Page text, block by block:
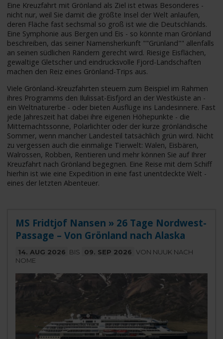
Eine Kreuzfahrt mit Grönland als Ziel ist etwas Besonderes -
nicht nur, weil Sie damit die größte Insel der Welt anlaufen,
deren Fläche fast sechsmal so groß ist wie die Deutschlands.
Eine Symphonie aus Bergen und Eis - so könnte man Grönland
beschreiben, das seiner Namensherkunft ""Grünland"" allenfalls
an seinen südlichen Rändern gerecht wird. Riesige Eisflächen,
gewaltige Gletscher und eindrucksvolle Fjord-Landschaften
machen den Reiz eines Grönland-Trips aus.
Viele Grönland-Kreuzfahrten steuern zum Beispiel im Rahmen
ihres Programms den Ilulissat-Eisfjord an der Westküste an -
ein Weltnaturerbe - oder bieten Ausflüge ins Landesinnere. Fast
jede Jahreszeit hat dabei ihre eigenen Höhepunkte - die
Mitternachtssonne, Polarlichter oder der kurze grönländische
Sommer, wenn mancher Landesteil tatsächlich grün wird. Nicht
zu vergessen auch die einmalige Tierwelt: Walen, Eisbären,
Walrossen, Robben, Rentieren und mehr können Sie auf Ihrer
Kreuzfahrt nach Grönland begegnen. Eine Reise mit dem Schiff
hierhin ist wie eine Expedition in eine fast unentdeckte Welt -
eines der letzten Abenteuer.
MS Fridtjof Nansen » 26 Tage Nordwest-
Passage – Von Grönland nach Alaska
14. AUG 2026 BIS 09. SEP 2026 VON NUUK NACH
NOME